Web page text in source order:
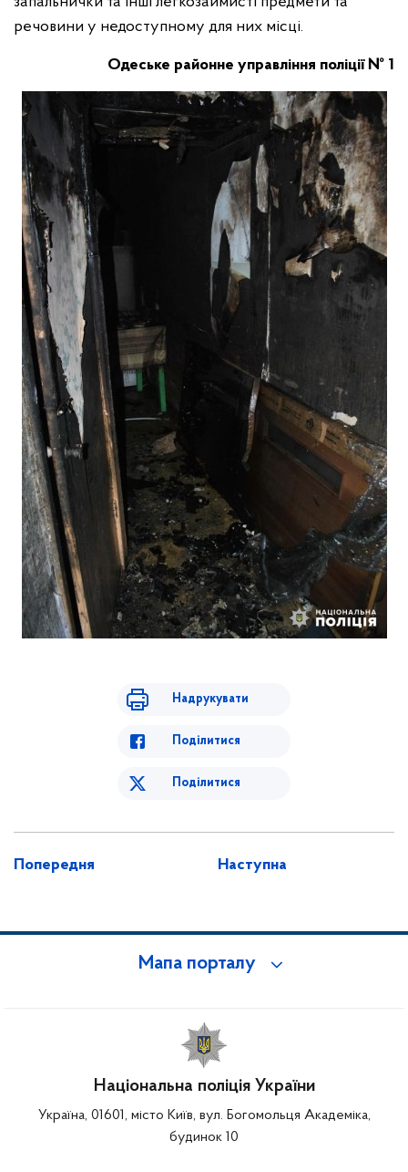
речовини у недоступному для них місці.
Одеське районне управління поліції № 1
Надрукувати
Поділитися
Поділитися
Попередня Наступна
Мапа порталу
Національна поліція України
Україна, 01601, місто Київ, вул. Богомольця Академіка,
будинок 10